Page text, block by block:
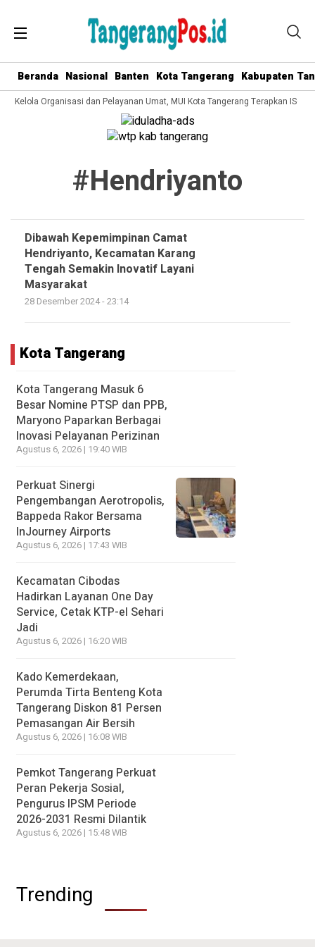
Beranda Nasional Banten Kota Tangerang Kabupaten
Kelola Organisasi dan Pelayanan Umat, MUI Kota Tangerang Terapkan ISO
#hendriyanto
Dibawah Kepemimpinan Camat
Hendriyanto, Kecamatan Karang
Tengah Semakin Inovatif Layani
Masyarakat
28 Desember 2024 - 23:14
Kota Tangerang
Kota Tangerang Masuk 6
Besar Nomine PTSP dan PPB,
Maryono Paparkan Berbagai
Inovasi Pelayanan Perizinan
Agustus 6, 2026 | 19:40 WIB
Perkuat Sinergi
Pengembangan Aerotropolis,
Bappeda Rakor Bersama
InJourney Airports
Agustus 6, 2026 | 17:43 WIB
Kecamatan Cibodas
Hadirkan Layanan One Day
Service, Cetak KTP-el Sehari
Jadi
Agustus 6, 2026 | 16:20 WIB
Kado Kemerdekaan,
Perumda Tirta Benteng Kota
Tangerang Diskon 81 Persen
Pemasangan Air Bersih
Agustus 6, 2026 | 16:08 WIB
Pemkot Tangerang Perkuat
Peran Pekerja Sosial,
Pengurus IPSM Periode
2026-2031 Resmi Dilantik
Agustus 6, 2026 | 15:48 WIB
Trending